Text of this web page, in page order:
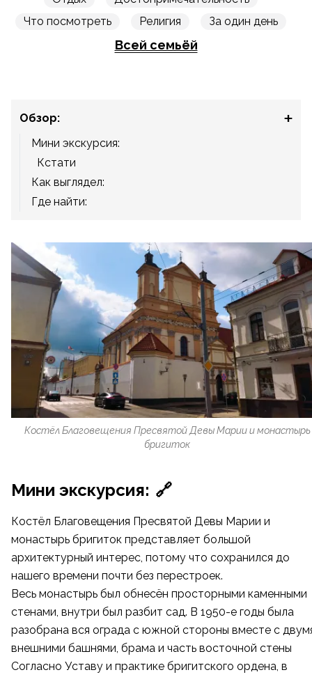
Что посмотреть
Религия За один день
Всей семьёй
Обзор:
Мини экскурсия:
Кстати
Как выглядел:
Где найти:
Костёл Благовещения Пресвятой Девы Марии и монастырь
бригиток
Мини экскурсия: 🔗
Костёл Благовещения Пресвятой Девы Марии и
монастырь бригиток представляет большой
архитектурный интерес, потому что сохранился до
нашего времени почти без перестроек.
Весь монастырь был обнесён просторными каменными
стенами, внутри был разбит сад. В 1950-е годы была
разобрана вся ограда с южной стороны вместе с
внешними башнями, брама и часть восточной стены
Согласно Уставу и практике бригитского ордена, в